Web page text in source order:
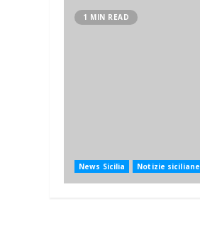
1 MIN READ
News Sicilia Notizie siciliane